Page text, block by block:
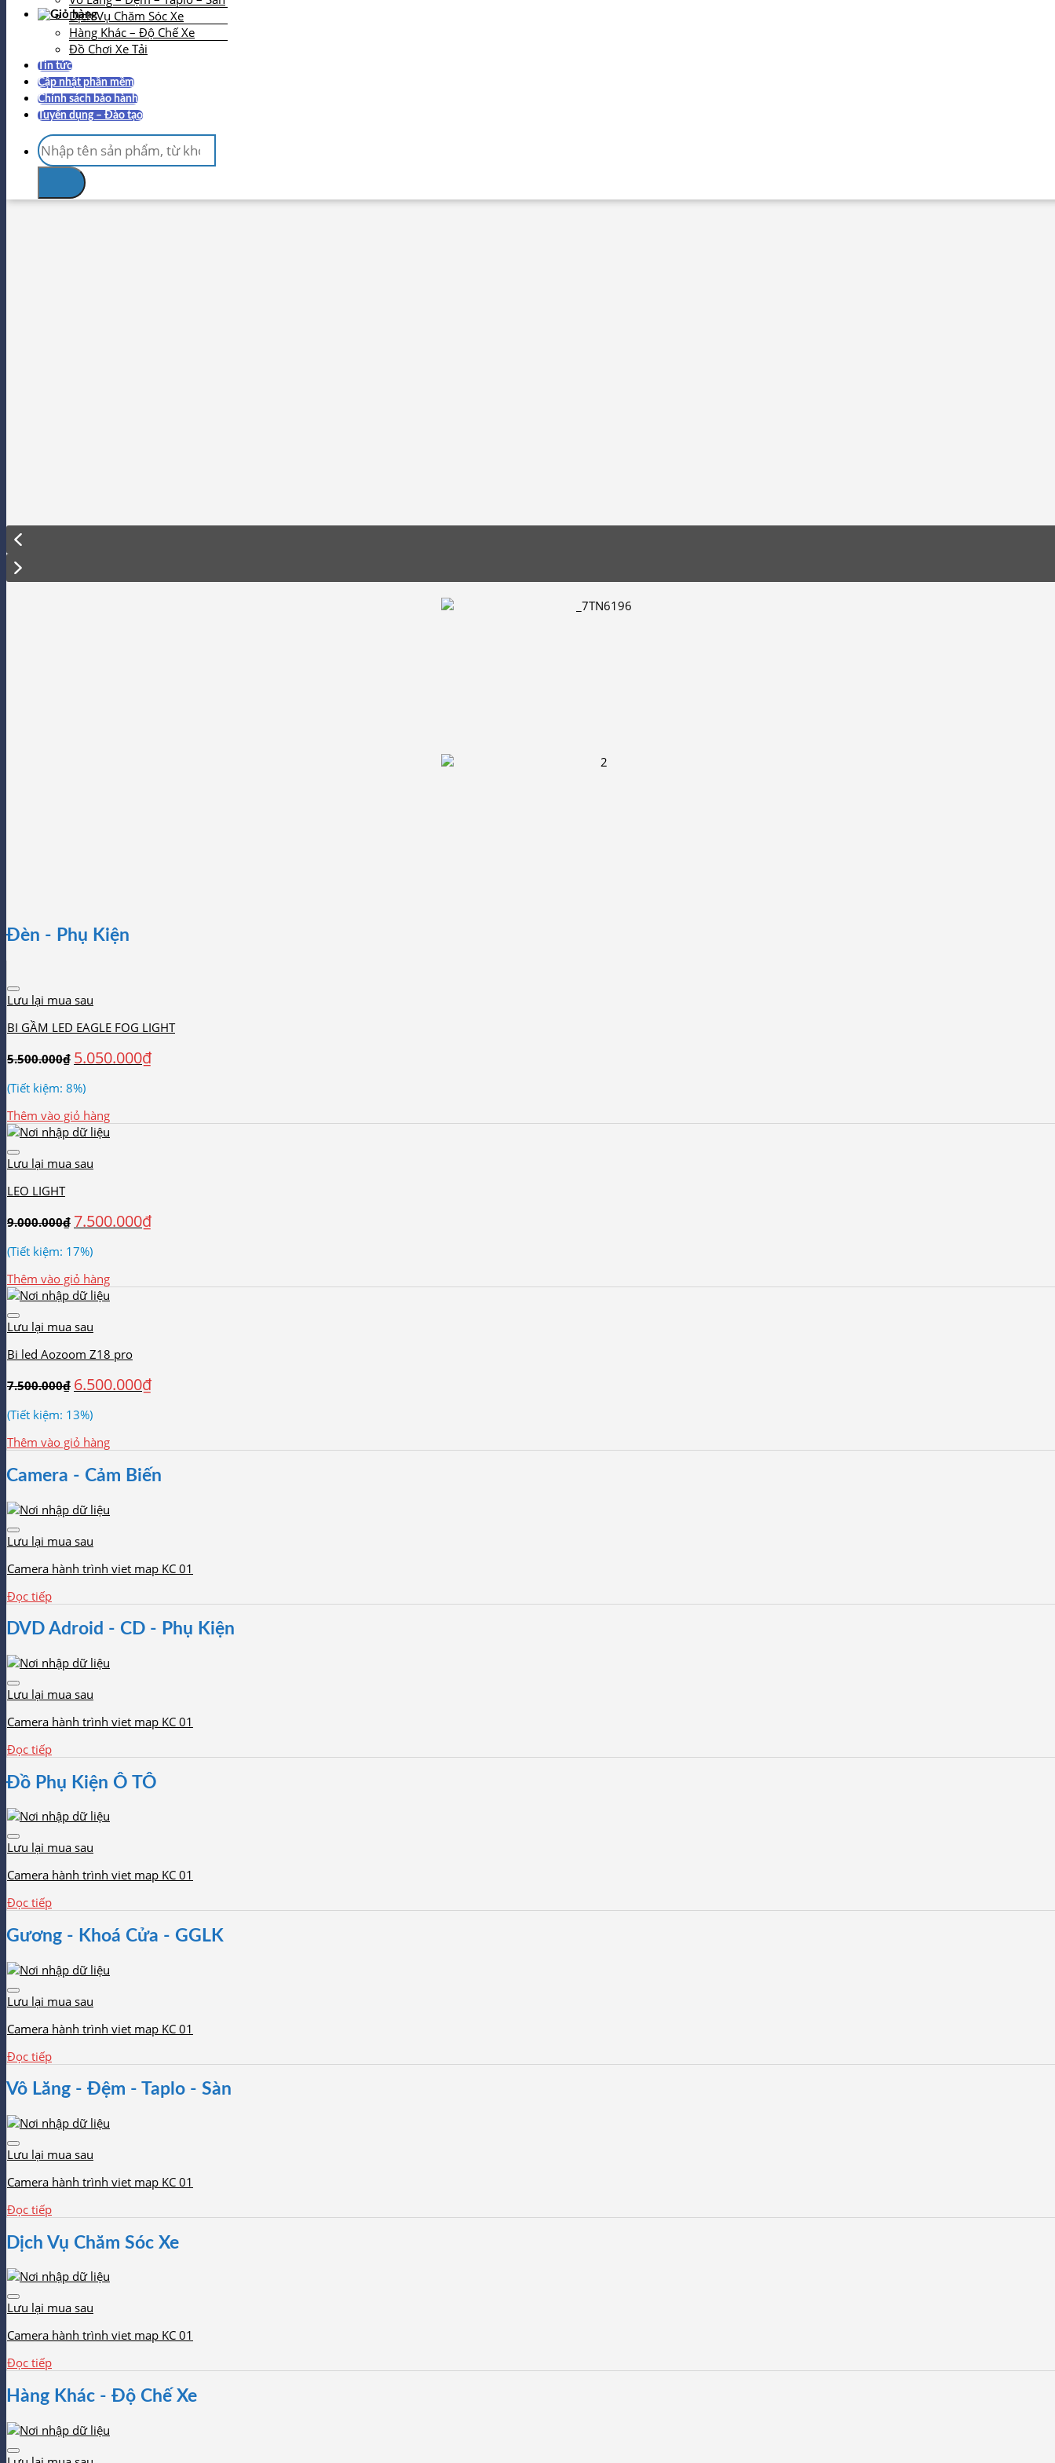
Dịch Vụ Chăm Sóc Xe
Hàng Khác – Độ Chế Xe
Đồ Chơi Xe Tải
Tin tức
Cập nhật phần mềm
Chính sách bảo hành
Tuyển dụng – Đào tạo
Tìm
kiếm:
Đèn - Phụ Kiện
Lưu lại mua sau
BI GẦM LED EAGLE FOG LIGHT
5.500.000₫ 5.050.000₫
(Tiết kiệm: 8%)
Thêm vào giỏ hàng
Lưu lại mua sau
LEO LIGHT
9.000.000₫ 7.500.000₫
(Tiết kiệm: 17%)
Thêm vào giỏ hàng
Lưu lại mua sau
Bi led Aozoom Z18 pro
7.500.000₫ 6.500.000₫
(Tiết kiệm: 13%)
Thêm vào giỏ hàng
Camera - Cảm Biến
Lưu lại mua sau
Camera hành trình viet map KC 01
Đọc tiếp
DVD Adroid - CD - Phụ Kiện
Lưu lại mua sau
Camera hành trình viet map KC 01
Đọc tiếp
Đồ Phụ Kiện Ô TÔ
Lưu lại mua sau
Camera hành trình viet map KC 01
Đọc tiếp
Gương - Khoá Cửa - GGLK
Lưu lại mua sau
Camera hành trình viet map KC 01
Đọc tiếp
Vô Lăng - Đệm - Taplo - Sàn
Lưu lại mua sau
Camera hành trình viet map KC 01
Đọc tiếp
Dịch Vụ Chăm Sóc Xe
Lưu lại mua sau
Camera hành trình viet map KC 01
Đọc tiếp
Hàng Khác - Độ Chế Xe